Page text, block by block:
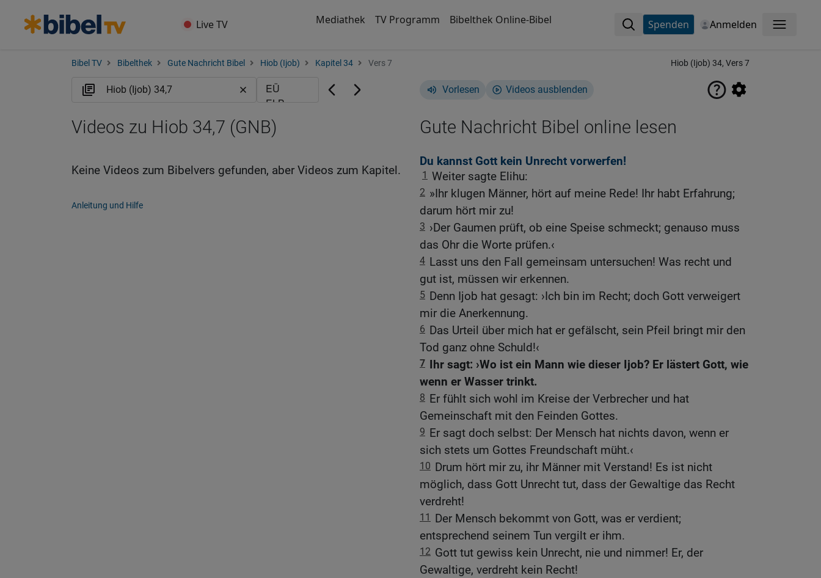
Live TV Mediathek TV Programm Bibelthek Online-Bibel Spenden Anmelden Menü
Bibel TV Bibelthek Gute Nachricht Bibel Hiob (Ijob) Kapitel 34 Vers 7 Hiob (Ijob) 34, Vers 7
Vorlesen Videos ausblenden
Gute Nachricht Bibel online lesen
Du kannst Gott kein Unrecht vorwerfen!
1 Weiter sagte Elihu:
2 »Ihr klugen Männer, hört auf meine Rede! Ihr habt Erfahrung;
darum hört mir zu!
3 ›Der Gaumen prüft, ob eine Speise schmeckt; genauso muss
das Ohr die Worte prüfen.‹
4 Lasst uns den Fall gemeinsam untersuchen! Was recht und
gut ist, müssen wir erkennen.
5 Denn Ijob hat gesagt: ›Ich bin im Recht; doch Gott verweigert
mir die Anerkennung.
6 Das Urteil über mich hat er gefälscht, sein Pfeil bringt mir den
Tod ganz ohne Schuld!‹
7 Ihr sagt: ›Wo ist ein Mann wie dieser Ijob? Er lästert Gott, wie
wenn er Wasser trinkt.
8 Er fühlt sich wohl im Kreise der Verbrecher und hat
Gemeinschaft mit den Feinden Gottes.
9 Er sagt doch selbst: Der Mensch hat nichts davon, wenn er
sich stets um Gottes Freundschaft müht.‹
10 Drum hört mir zu, ihr Männer mit Verstand! Es ist nicht
möglich, dass Gott Unrecht tut, dass der Gewaltige das Recht
verdreht!
11
Der Mensch bekommt von Gott, was er verdient;
entsprechend seinem Tun vergilt er ihm.
12 Gott tut gewiss kein Unrecht, nie und nimmer! Er, der
Gewaltige, verdreht kein Recht!
Videos zu Hiob 34,7 (GNB)
Keine Videos zum Bibelvers gefunden, aber Videos zum Kapitel.
Anleitung und Hilfe